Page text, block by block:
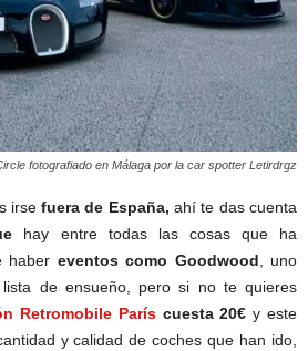
fotografiado en Málaga por la car spotter Letirdrgz
irsefuera de España, ahí te das cuenta
hay entre todas las cosas que ha
haber eventos como Goodwood, uno
de ensueño, pero si no te quieres
Retromobile Paríscuesta 20€ y este
y calidad de coches que han ido,